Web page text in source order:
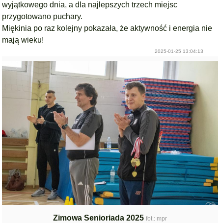
wyjątkowego dnia, a dla najlepszych trzech miejsc
przygotowano puchary.
Miękinia po raz kolejny pokazała, że aktywność i energia nie
mają wieku!
2025-01-25 13:04:13
Zimowa Senioriada 2025 fot.: mpr